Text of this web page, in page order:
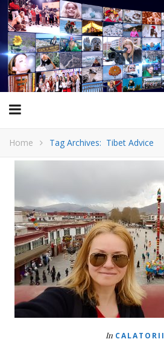
Home Tag Archives: Tibet Advice
In CALATORII